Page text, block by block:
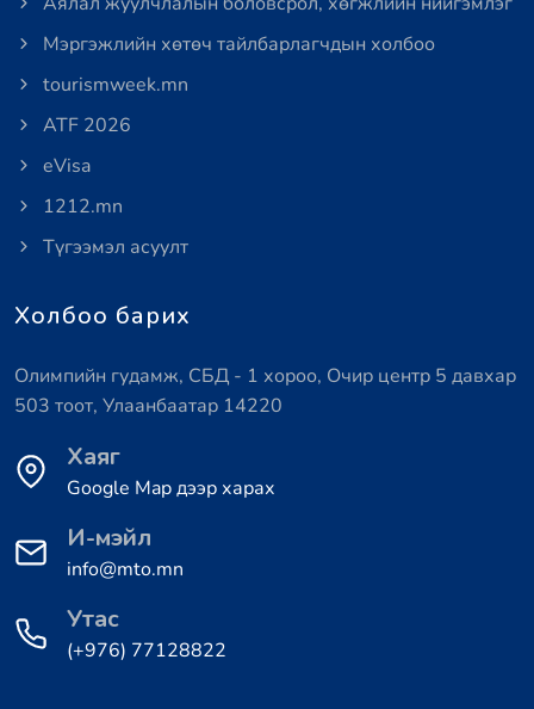
Мэргэжлийн хөтөч тайлбарлагчдын холбоо
tourismweek.mn
ATF 2026
eVisa
1212.mn
Түгээмэл асуулт
Холбоо барих
Олимпийн гудамж, СБД - 1 хороо, Очир центр 5 давхар
503 тоот, Улаанбаатар 14220
Хаяг
Google Map дээр харах
И-мэйл
info@mto.mn
Утас
(+976) 77128822